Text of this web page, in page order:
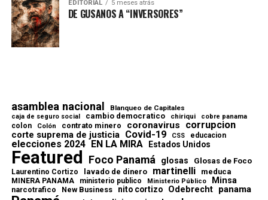
EDITORIAL 5 meses atrás
DE GUSANOS A “INVERSORES”
asamblea nacional Blanqueo de Capitales
caja de seguro social cambio democratico chiriqui cobre panama
colon Colón contrato minero coronavirus corrupcion
corte suprema de justicia Covid-19 CSS educacion
elecciones 2024 EN LA MIRA Estados Unidos
Featured Foco Panamá glosas Glosas de Foco
Laurentino Cortizo lavado de dinero martinelli meduca
MINERA PANAMA ministerio publico Ministerio Público Minsa
narcotrafico New Business nito cortizo Odebrecht panama